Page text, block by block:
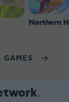
Northern